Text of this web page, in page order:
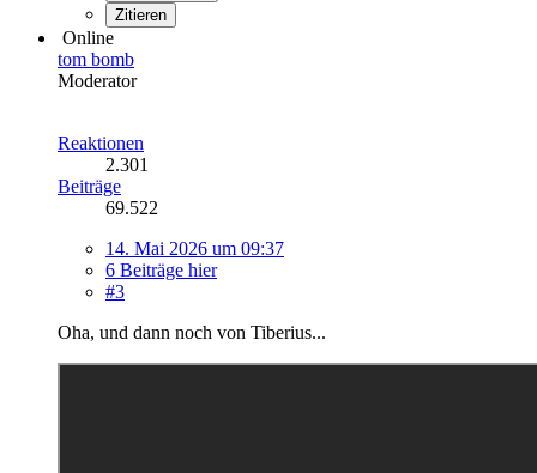
Zitieren
Online
tom bomb
Moderator
Reaktionen
2.301
Beiträge
69.522
14. Mai 2026 um 09:37
6 Beiträge hier
#3
Oha, und dann noch von Tiberius...